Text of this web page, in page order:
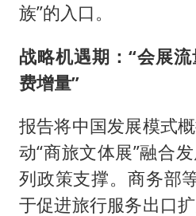
族”的入口。
战略机遇期：“会展
费增量”
报告将中国发展模式
动“商旅文体展”融合
列政策支撑。商务部
于促进旅行服务出口